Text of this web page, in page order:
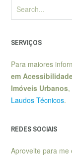
SERVIÇOS
Para maiores
em
Imóveis Urbanos,
Laudos Técnicos.
REDES SOCIAIS
Aproveite para me